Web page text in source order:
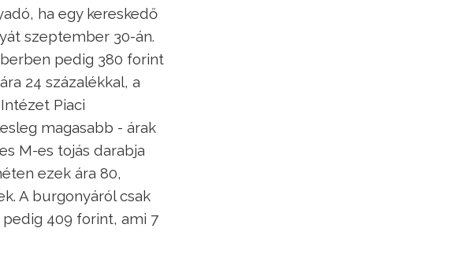
ha egy kereskedő
szeptember 30-án.
pedig 380 forint
24 százalékkal, a
Piaci
magasabb - árak
M-es tojás darabja
ezek ára 80,
A burgonyáról csak
409 forint, ami 7